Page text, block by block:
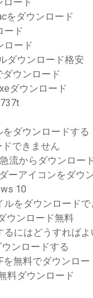
をダウンロード
ード
ロード
ダウンロード格安
ウンロード
ダウンロード
ダウンロードする
できません
流からダウンロー
ーアイコンをダウ
10
をダウンロード
ウンロード無料
にはどうすれば
ンロードする
無料でダウンロー
料ダウンロード